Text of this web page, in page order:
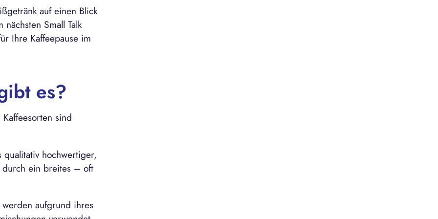
auf einen Blick
Small Talk
Ihre Kaffeepause im
es?
sind
qualitativ hochwertiger,
durch ein breites – oft
aufgrund ihres